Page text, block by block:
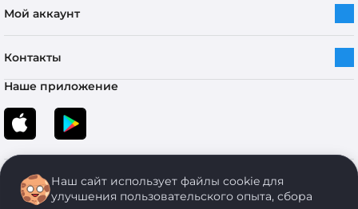
Мой аккаунт
Контакты
Наше приложение
Наш сайт использует файлы cookie для
улучшения пользовательского опыта, сбора